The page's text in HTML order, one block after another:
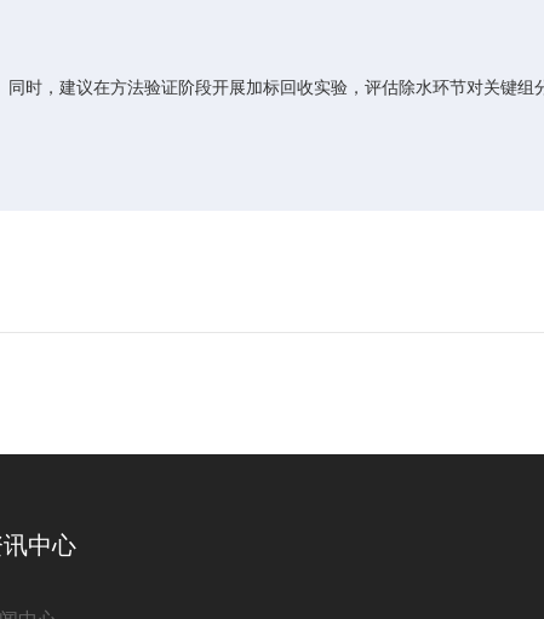
，建议在方法验证阶段开展加标回收实验，评估除水环节对关键组
中心